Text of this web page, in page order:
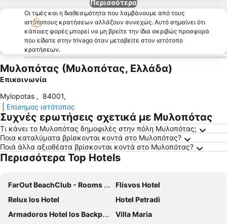
Περισσότερα
Οι τιμές και η διαθεσιμότητα που λαμβάνουμε από τους
ιστότοπους κρατήσεων αλλάζουν συνεχώς. Αυτό σημαίνει ότι
κάποιες φορές μπορεί να μη βρείτε την ίδια ακριβώς προσφορά
που είδατε στην trivago όταν μεταβείτε στον ιστότοπο
κρατήσεων.
Μυλοπότας (Μυλοπότας, Ελλάδα)
Επικοινωνία
Mylopotas , 84001,
Επίσημος ιστότοπος
Συχνές ερωτήσεις σχετικά με Μυλοπότας
Τι κάνει το Μυλοπότας δημοφιλές στην πόλη Μυλοπότας;
Ποια καταλύματα βρίσκονται κοντά στο Μυλοπότας?
Ποιά άλλα αξιοθέατα βρίσκονται κοντά στο Μυλοπότας?
Περισσότερα Top Hotels
FarOut BeachClub - Rooms & Camping
Flisvos Hotel
Relux Ios Hotel
Hotel Petradi
Armadoros Hotel Ios Backpackers
Villa Maria